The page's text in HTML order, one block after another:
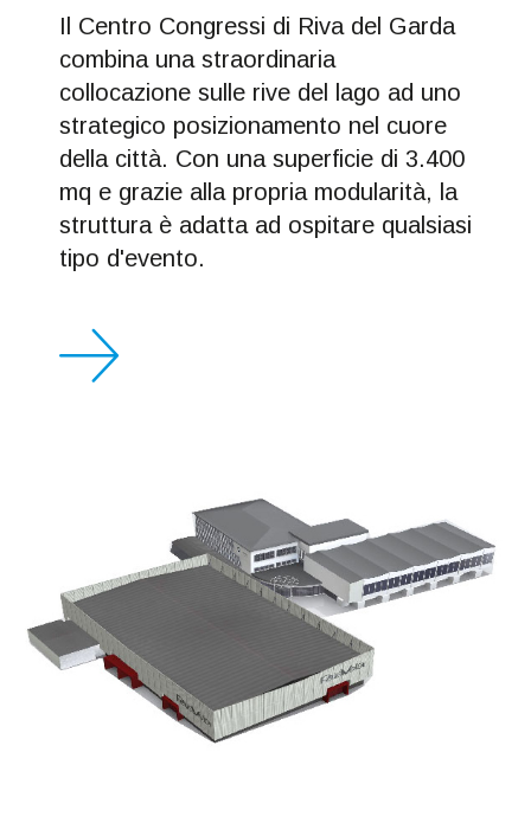
Il Centro Congressi di Riva del Garda
combina una straordinaria
collocazione sulle rive del lago ad uno
strategico posizionamento nel cuore
della città. Con una superficie di 3.400
mq e grazie alla propria modularità, la
struttura è adatta ad ospitare qualsiasi
tipo d'evento.